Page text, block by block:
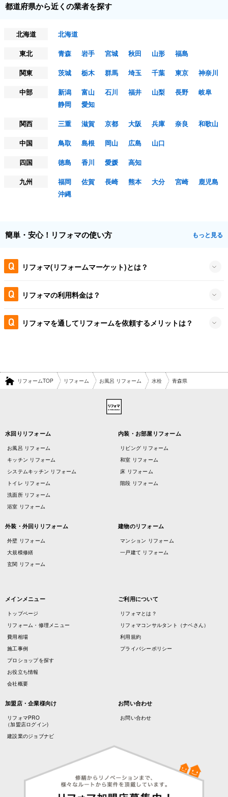
都道府県から近くの業者を探す
北海道
北海道
東北
青森 岩手 宮城 秋田 山形
福島
関東
茨城 栃木 群馬 埼玉 千葉 東京
神奈川
中部
新潟 富山 石川 福井 山梨 長野
岐阜
静岡
愛知
関西
三重 滋賀 京都 大阪 兵庫 奈良
和歌山
中国
鳥取 島根 岡山 広島
山口
四国
徳島 香川 愛媛
高知
九州
福岡 佐賀 長崎 熊本 大分 宮崎
鹿児島
沖縄
簡単・安心！リフォマの使い方 もっと見る
リフォマ(リフォームマーケット)とは？
リフォマの利用料金は？
リフォマを通してリフォームを依頼するメリットは？
リフォームTOP リフォーム お風呂 リフォーム 水栓 青森県
水回りリフォーム
お風呂 リフォーム
キッチン リフォーム
システムキッチン リフォーム
トイレ リフォーム
洗面所 リフォーム
浴室 リフォーム
内装・お部屋リフォーム
リビング リフォーム
和室 リフォーム
床 リフォーム
階段 リフォーム
外装・外回りリフォーム
外壁 リフォーム
大規模修繕
玄関 リフォーム
建物のリフォーム
マンション リフォーム
一戸建て リフォーム
メインメニュー
トップページ
リフォーム・修理メニュー
費用相場
施工事例
プロショップを探す
お役立ち情報
会社概要
ご利用について
リフォマとは？
リフォマコンサルタント（ナベさん）
利用規約
プライバシーポリシー
加盟店・企業様向け
リフォマPRO
（加盟店ログイン)
建設業のジョブナビ
お問い合わせ
お問い合わせ